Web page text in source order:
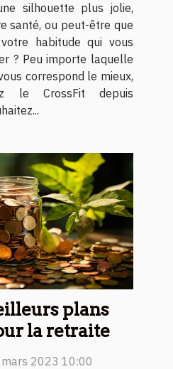
silhouette plus jolie,
santé, ou peut-être que
habitude qui vous
? Peu importe laquelle
correspond le mieux,
le CrossFit depuis
plans
la retraite
2023 10:00